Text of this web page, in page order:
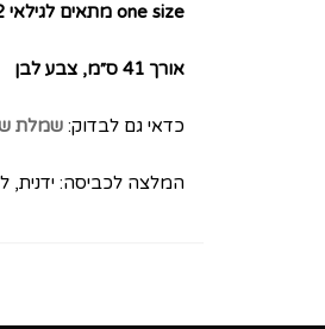
one size מתאים לגילאי 3-12
אורך 41 ס״מ, צבע לבן
כדאי גם לבדוק: שמלת
המלצה לכביסה: ידנית,